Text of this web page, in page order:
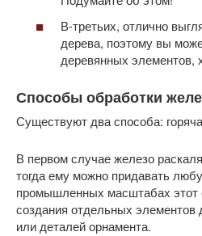
В-третьих, отлично
дерева, поэтому вы
деревянных элементов,
Способы обработки
Существуют два способа:
В первом случае железо
тогда ему можно придавать
промышленных масштабах этот
создания отдельных элементов
или деталей орнамента.